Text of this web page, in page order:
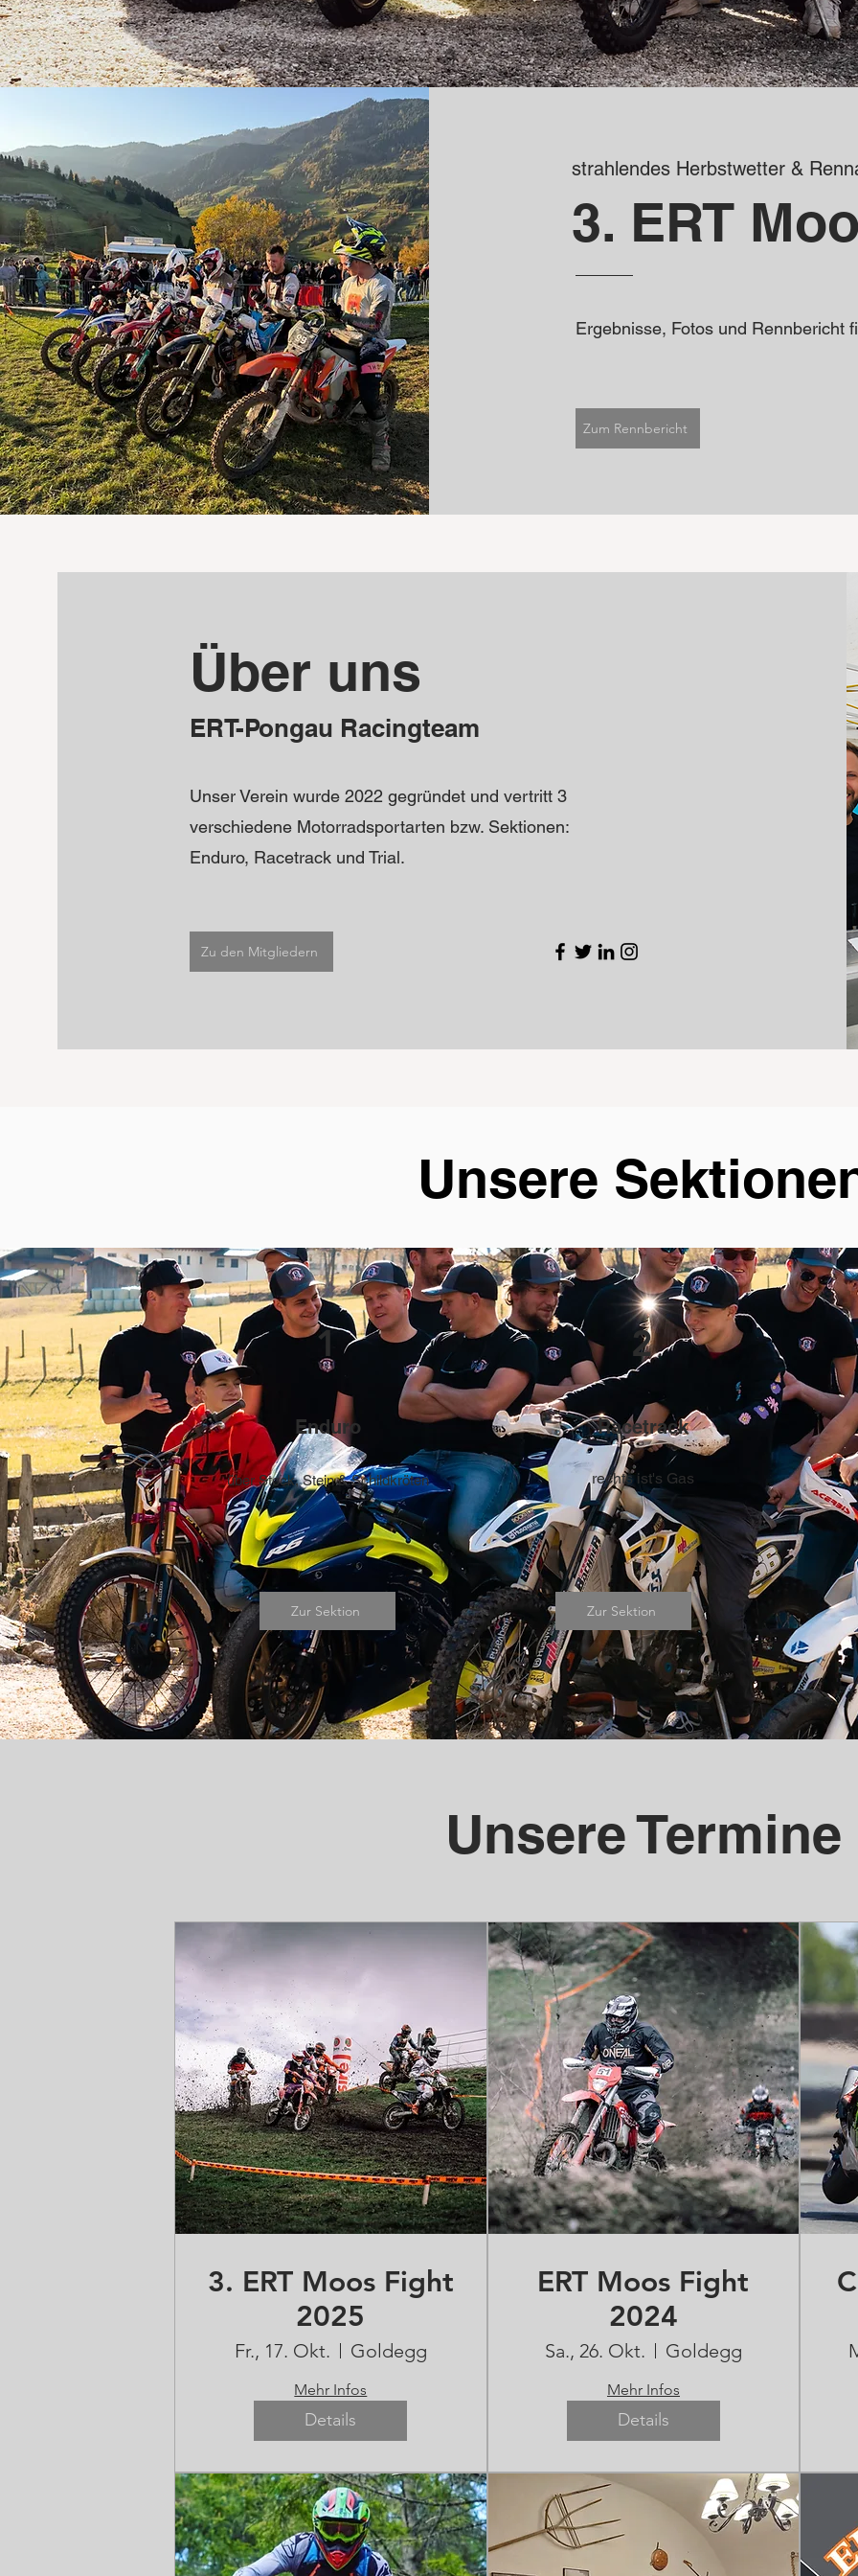
strahlendes Herbstwetter &
3. ERT
Ergebnisse, Fotos und Rennbericht
Zum Rennbericht
Über uns
ERT-Pongau Racingteam
Unser Verein wurde 2022 gegründet und vertritt 3
verschiedene Motorradsportarten bzw. Sektionen:
Enduro, Racetrack und Trial.
Zu den Mitgliedern
Unsere
1
Enduro
über Stock, Stein & Schildkröten
Zur Sektion
2
Racetrack
rechts ist's Gas
Zur Sektion
Unsere Termine
3. ERT Moos Fight
2025
Fr., 17. Okt. Goldegg
Mehr Infos
Details
ERT Moos Fight
2024
Sa., 26. Okt. Goldegg
Mehr Infos
Details